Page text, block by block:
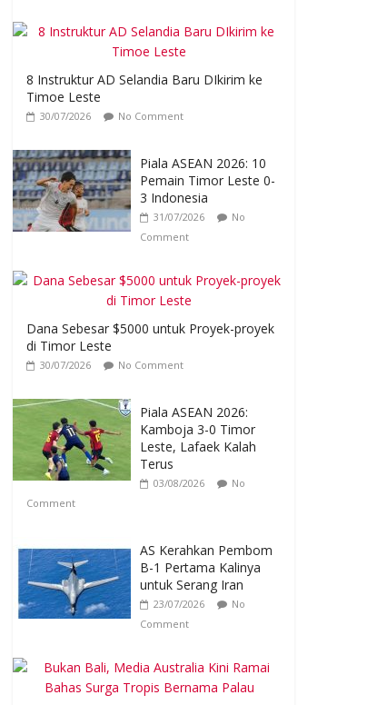
8 Instruktur AD Selandia Baru DIkirim ke
Timoe Leste
30/07/2026 No Comment
Piala ASEAN 2026: 10
Pemain Timor Leste 0-
3 Indonesia
31/07/2026
No
Comment
Dana Sebesar $5000 untuk Proyek-proyek
di Timor Leste
30/07/2026 No Comment
Piala ASEAN 2026:
Kamboja 3-0 Timor
Leste, Lafaek Kalah
Terus
03/08/2026
No
Comment
AS Kerahkan Pembom
B-1 Pertama Kalinya
untuk Serang Iran
23/07/2026
No
Comment